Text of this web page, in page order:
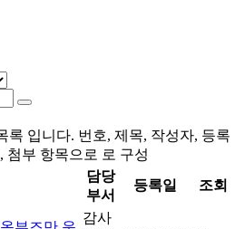
록 입니다. 번호, 제목, 작성자, 등록
첨부 항목으로 로 구성
담당
부서
등록일 조회
감사